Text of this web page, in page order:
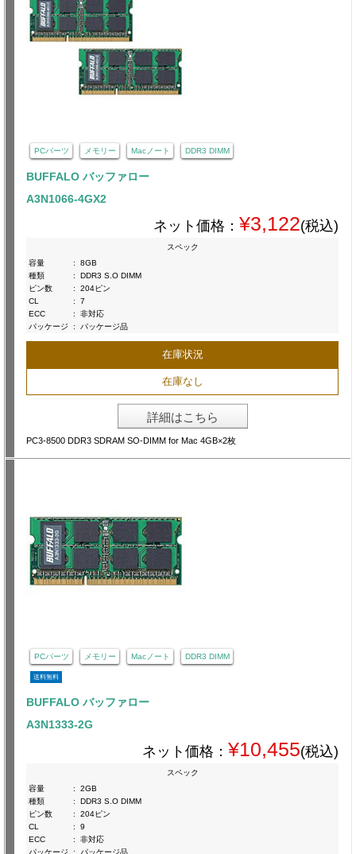
PCパーツ メモリー Macノート DDR3 DIMM
BUFFALO バッファロー
A3N1066-4GX2
ネット価格： ¥3,122(税込)
スペック
容量
:
8GB
種類
:
DDR3 S.O DIMM
ピン数
:
204ピン
CL
:
7
ECC
:
非対応
パッケージ
: パッケージ品
在庫状況
在庫なし
詳細はこちら
PC3-8500 DDR3 SDRAM SO-DIMM for Mac 4GB×2枚
PCパーツ メモリー Macノート DDR3 DIMM
送料無料
BUFFALO バッファロー
A3N1333-2G
ネット価格： ¥10,455(税込)
スペック
容量
:
2GB
種類
:
DDR3 S.O DIMM
ピン数
:
204ピン
CL
:
9
ECC
:
非対応